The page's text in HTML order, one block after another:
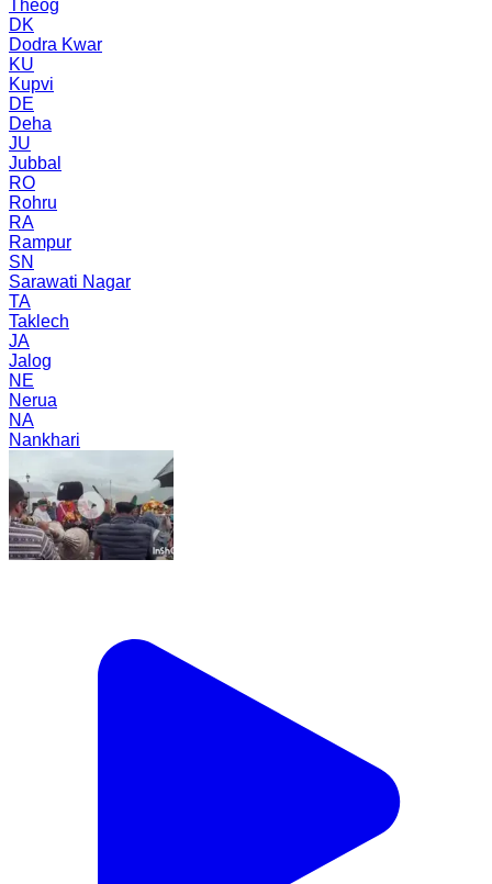
Theog
DK
Dodra Kwar
KU
Kupvi
DE
Deha
JU
Jubbal
RO
Rohru
RA
Rampur
SN
Sarawati Nagar
TA
Taklech
JA
Jalog
NE
Nerua
NA
Nankhari